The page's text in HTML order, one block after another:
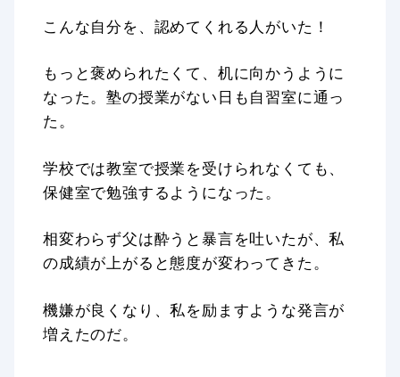
こんな自分を、認めてくれる人がいた！
もっと褒められたくて、机に向かうように
なった。塾の授業がない日も自習室に通っ
た。
学校では教室で授業を受けられなくても、
保健室で勉強するようになった。
相変わらず父は酔うと暴言を吐いたが、私
の成績が上がると態度が変わってきた。
機嫌が良くなり、私を励ますような発言が
増えたのだ。